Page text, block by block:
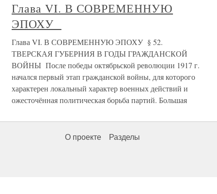
Глава VI. В СОВРЕМЕННУЮ
ЭПОХУ
Глава VI. В СОВРЕМЕННУЮ ЭПОХУ § 52.
ТВЕРСКАЯ ГУБЕРНИЯ В ГОДЫ ГРАЖДАНСКОЙ
ВОЙНЫ После победы октябрьской революции 1917 г.
начался первый этап гражданской войны, для которого
характерен локальный характер военных действий и
ожесточённая политическая борьба партий. Большая
О проекте Разделы